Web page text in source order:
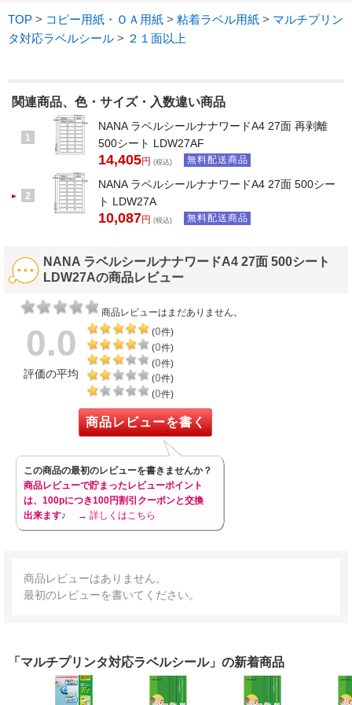
TOP > コピー用紙・ＯＡ用紙 > 粘着ラベル用紙 > マルチプリン
タ対応ラベルシール > ２１面以上
関連商品、色・サイズ・入数違い商品
1
NANA ラベルシールナナワードA4 27面 再剥離
500シート LDW27AF
14,405円 (税込) 無料配送商品
2
NANA ラベルシールナナワードA4 27面 500シー
ト LDW27A
10,087円 (税込) 無料配送商品
NANA ラベルシールナナワードA4 27面 500シート
LDW27Aの商品レビュー
商品レビューはまだありません。
0.0
評価の平均
(0件)
(0件)
(0件)
(0件)
(0件)
商品レビューを書く
この商品の最初のレビューを書きませんか？
商品レビューで貯まったレビューポイント
は、100pにつき100円割引クーポンと交換
出来ます♪
→ 詳しくはこちら
商品レビューはありません。
最初のレビューを書いてください。
「マルチプリンタ対応ラベルシール」の新着商品